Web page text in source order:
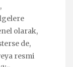
olarak,
de,
resmi